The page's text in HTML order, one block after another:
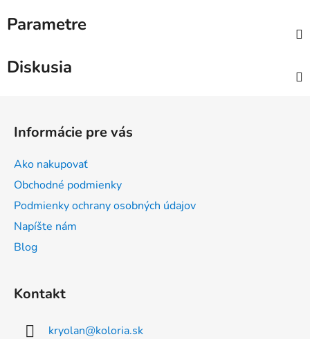
Parametre
Diskusia
Informácie pre vás
Ako nakupovať
Obchodné podmienky
Podmienky ochrany osobných údajov
Napíšte nám
Blog
Kontakt
kryolan@koloria.sk